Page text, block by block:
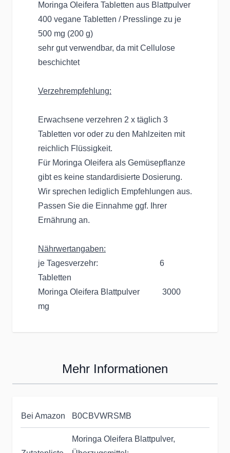
Moringa Oleifera Tabletten aus Blattpulver
400 vegane Tabletten / Presslinge zu je
500 mg (200 g)
sehr gut verwendbar, da mit Cellulose
beschichtet
Verzehrempfehlung:
Erwachsene verzehren 2 x täglich 3
Tabletten vor oder zu den Mahlzeiten mit
reichlich Flüssigkeit.
Für Moringa Oleifera als Gemüsepflanze
gibt es keine standardisierte Dosierung.
Wir sprechen lediglich Empfehlungen aus.
Passen Sie die Einnahme ggf. Ihrer
Ernährung an.
Nährwertangaben:
je Tagesverzehr: 6
Tabletten
Moringa Oleifera Blattpulver 3000
mg
Mehr Informationen
Bei Amazon B0CBVWRSMB
Moringa Oleifera Blattpulver,